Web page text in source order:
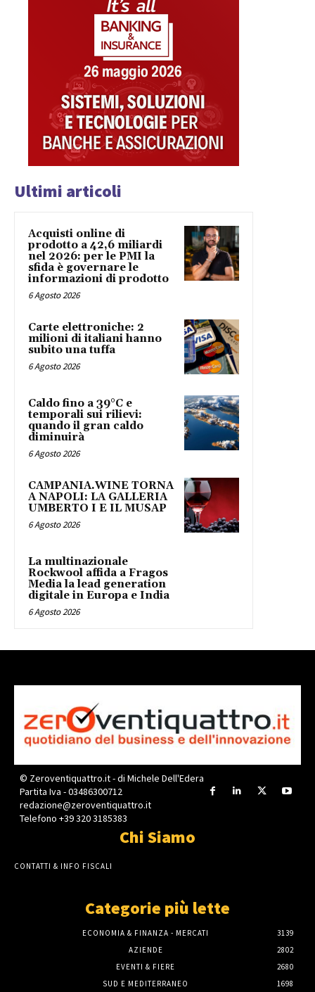
Ultimi articoli
Acquisti online di
prodotto a 42,6 miliardi
nel 2026: per le PMI la
sfida è governare le
informazioni di prodotto
6 Agosto 2026
Carte elettroniche: 2
milioni di italiani hanno
subito una tuffa
6 Agosto 2026
Caldo fino a 39°C e
temporali sui rilievi:
quando il gran caldo
diminuirà
6 Agosto 2026
CAMPANIA.WINE TORNA
A NAPOLI: LA GALLERIA
UMBERTO I E IL MUSAP
6 Agosto 2026
La multinazionale
Rockwool affida a Fragos
Media la lead generation
digitale in Europa e India
6 Agosto 2026
© Zeroventiquattro.it - di Michele Dell'Edera
Partita Iva - 03486300712
redazione@zeroventiquattro.it
Telefono +39 320 3185383
Chi Siamo
CONTATTI & INFO FISCALI
Categorie più lette
ECONOMIA & FINANZA - MERCATI
3139
AZIENDE
2802
EVENTI & FIERE
2680
SUD E MEDITERRANEO
1698